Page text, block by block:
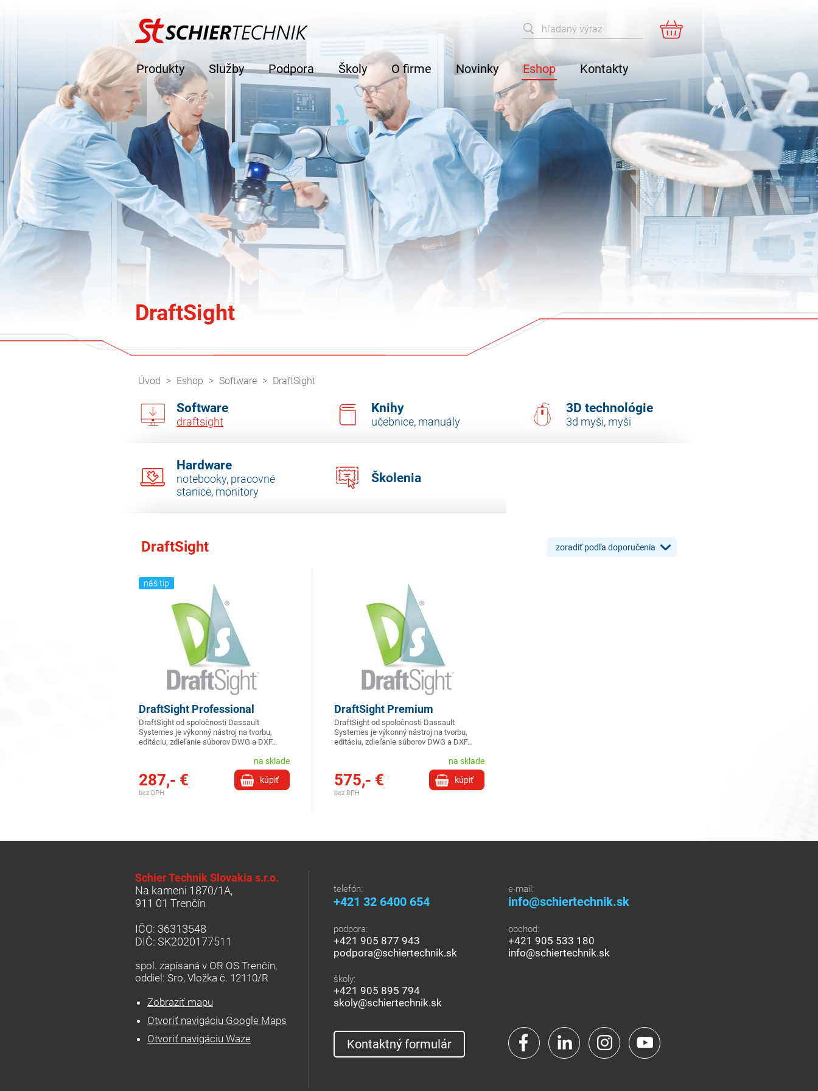
Vyhľadať
Produkty Služby Podpora Školy O firme Novinky Eshop Kontakty
DraftSight
Úvod Eshop Software DraftSight
Software
draftsight
Knihy
učebnice, manuály
3D technológie
3d myši, myši
Hardware
notebooky, pracovné
stanice, monitory
Školenia
DraftSight zoradiť podľa doporučenia
náš tip
DraftSight Professional
DraftSight od spoločnosti Dassault
Systemes je výkonný nástroj na tvorbu,
editáciu, zdieľanie súborov DWG a DXF…
na sklade
kúpiť
287,- €
bez DPH
DraftSight Premium
DraftSight od spoločnosti Dassault
Systemes je výkonný nástroj na tvorbu,
editáciu, zdieľanie súborov DWG a DXF…
na sklade
kúpiť
575,- €
bez DPH
Schier Technik Slovakia s.r.o.
Na kameni 1870/1A,
911 01 Trenčín
IČO: 36313548
DIČ: SK2020177511
spol. zapísaná v OR OS Trenčín,
oddiel: Sro, Vložka č. 12110/R
Zobraziť mapu
Otvoriť navigáciu Google Maps
Otvoriť navigáciu Waze
telefón:
+421 32 6400 654
e-mail:
info@schiertechnik.sk
podpora:
+421 905 877 943
podpora@schiertechnik.sk
obchod:
+421 905 533 180
info@schiertechnik.sk
školy:
+421 905 895 794
skoly@schiertechnik.sk
Kontaktný formulár
FacebookLinkedIn Instagram